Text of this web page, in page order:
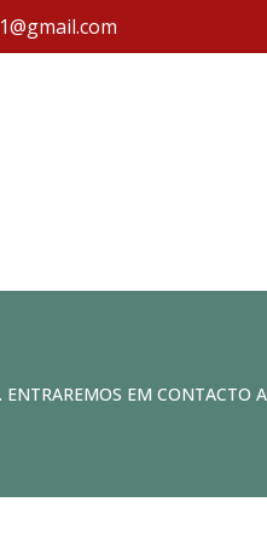
EM CONTACTO